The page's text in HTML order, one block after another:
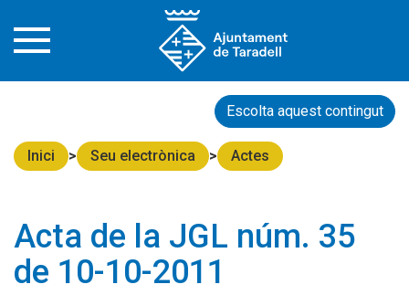
Escolta aquest contingut
Inici Seu electrònica Actes
Acta de la JGL núm. 35
de 10-10-2011